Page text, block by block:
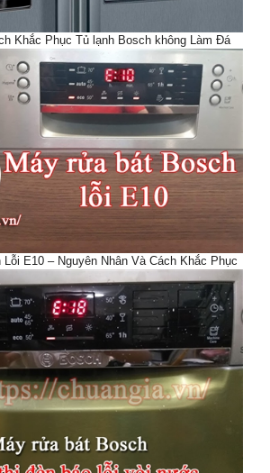
Khắc Phục Tủ lạnh Bosch không Làm Đá
E10 – Nguyên Nhân Và Cách Khắc Phục